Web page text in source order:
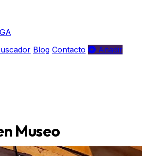
Blog Contacto
Añadir
Museo